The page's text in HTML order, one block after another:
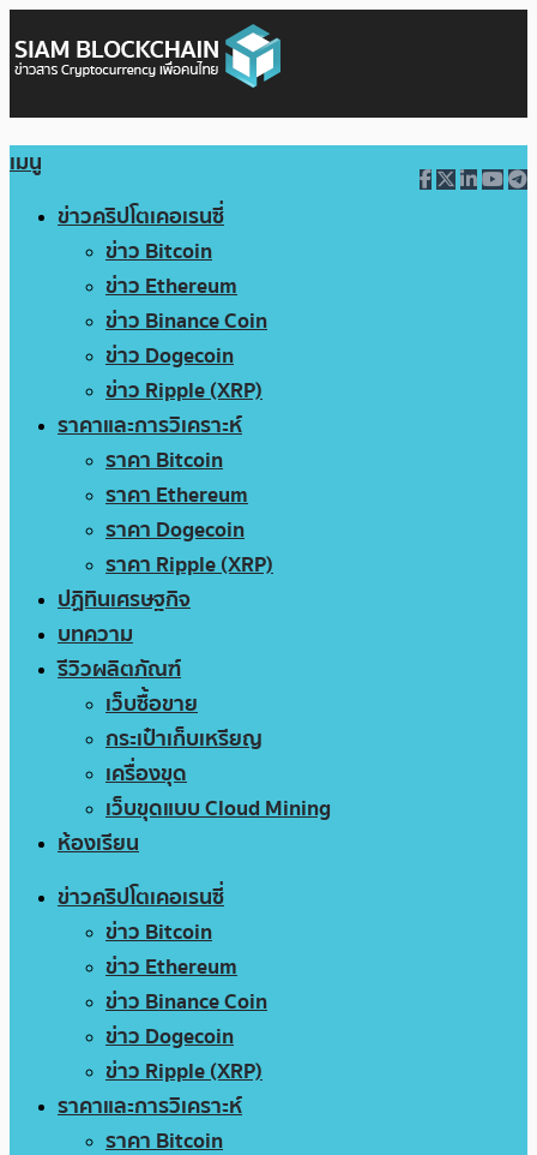
เมนู
ข่าวคริปโตเคอเรนซี่
ข่าว Bitcoin
ข่าว Ethereum
ข่าว Binance Coin
ข่าว Dogecoin
ข่าว Ripple (XRP)
ราคาและการวิเคราะห์
ราคา Bitcoin
ราคา Ethereum
ราคา Dogecoin
ราคา Ripple (XRP)
ปฏิทินเศรษฐกิจ
บทความ
รีวิวผลิตภัณฑ์
เว็บซื้อขาย
กระเป๋าเก็บเหรียญ
เครื่องขุด
เว็บขุดแบบ Cloud Mining
ห้องเรียน
ข่าวคริปโตเคอเรนซี่
ข่าว Bitcoin
ข่าว Ethereum
ข่าว Binance Coin
ข่าว Dogecoin
ข่าว Ripple (XRP)
ราคาและการวิเคราะห์
ราคา Bitcoin